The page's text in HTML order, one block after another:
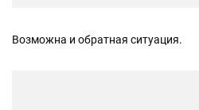
Возможна и обратная ситуация.